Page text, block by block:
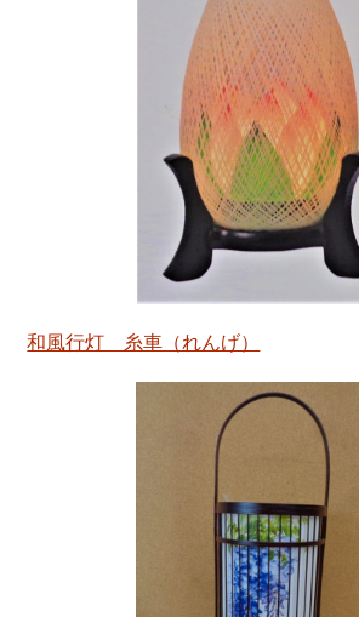
和風行灯 糸車（れんげ）